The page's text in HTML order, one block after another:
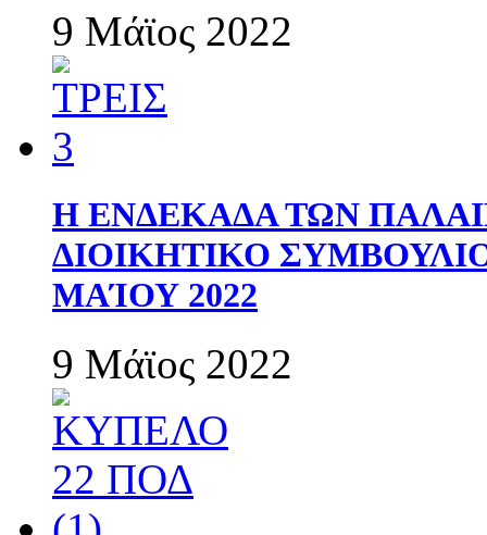
9 Μάϊος 2022
Η ΕΝΔΕΚΑΔΑ ΤΩΝ
ΔΙΟΙΚΗΤΙΚΟ
ΜΑΊΟΥ 2022
9 Μάϊος 2022